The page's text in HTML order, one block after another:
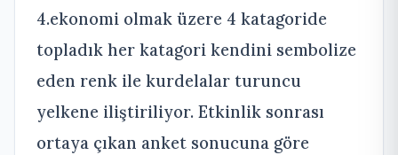
4.ekonomi olmak üzere 4 katagoride
topladık her katagori kendini sembolize
eden renk ile kurdelalar turuncu
yelkene iliştiriliyor. Etkinlik sonrası
ortaya çıkan anket sonucuna göre